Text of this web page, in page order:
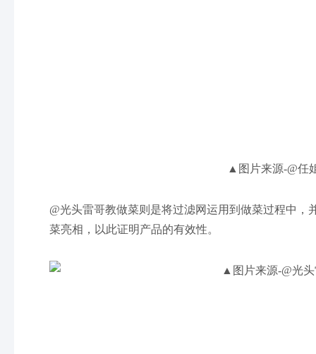
▲图片来源-@任
@光头雷哥教做菜则是将过滤网运用到做菜过程中
菜亮相，以此证明产品的有效性。